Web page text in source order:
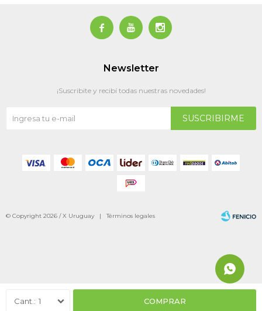
1 COMPRAR
  
Newsletter
¡Suscribite y recibí todas nuestras novedades!
SUSCRIBIRME
© Copyright 2026 / X Uruguay |Términos legales